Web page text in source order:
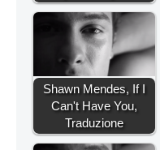
Shawn Mendes, If I
Can't Have You,
Traduzione